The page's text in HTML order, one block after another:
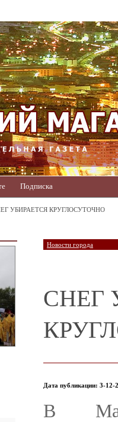
Подписка
УБИРАЕТСЯ КРУГЛОСУТОЧНО
Новости города
СНЕГ
Дата публикации: 3-12-
В